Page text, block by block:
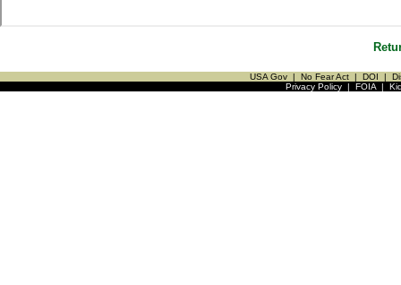
USA Gov | No Fear Act | DOI |
Privacy Policy| FOIA|